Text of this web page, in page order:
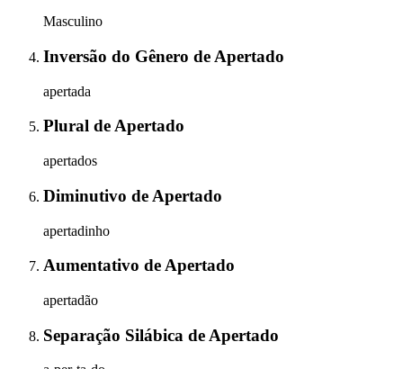
Masculino
Inversão do Gênero de Apertado
apertada
Plural deApertado
apertados
Diminutivo de Apertado
apertadinho
Aumentativo deApertado
apertadão
Separação Silábica de Apertado